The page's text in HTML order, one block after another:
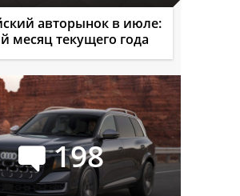
авторынок в июле:
месяц текущего года
198